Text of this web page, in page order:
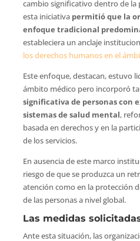
cambio significativo dentro de la
esta iniciativa permitió que la
enfoque tradicional
estableciera un anclaje
los derechos humanos en el
Este enfoque, destacan, estuvo
ámbito médico pero incorporó
significativa de personas con
sistemas de salud mental,
basada en derechos y en la
de los servicios.
En ausencia de este marco
riesgo de que se produzca un
atención como en la protección
de las personas a nivel global.
Las medidas
Ante esta situación, las